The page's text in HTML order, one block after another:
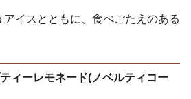
アイスとともに、食べごたえのある
ィーレモネード(ノベルティコー